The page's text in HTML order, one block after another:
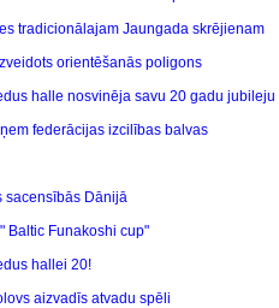
tradicionālajam Jaungada skrējienam
orientēšanās poligons
halle nosvinēja savu 20 gadu jubileju
federācijas izcilības balvas
sacensībās Dānijā
Baltic Funakoshi cup"
hallei 20!
aizvadīs atvadu spēli